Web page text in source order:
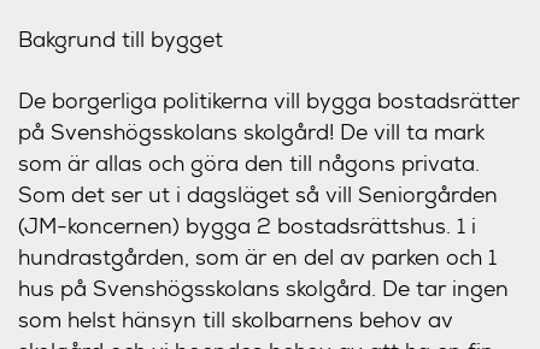
Bakgrund till bygget
De borgerliga politikerna vill bygga bostadsrätter
på Svenshögsskolans skolgård! De vill ta mark
som är allas och göra den till någons privata.
Som det ser ut i dagsläget så vill Seniorgården
(JM-koncernen) bygga 2 bostadsrättshus. 1 i
hundrastgården, som är en del av parken och 1
hus på Svenshögsskolans skolgård. De tar ingen
som helst hänsyn till skolbarnens behov av